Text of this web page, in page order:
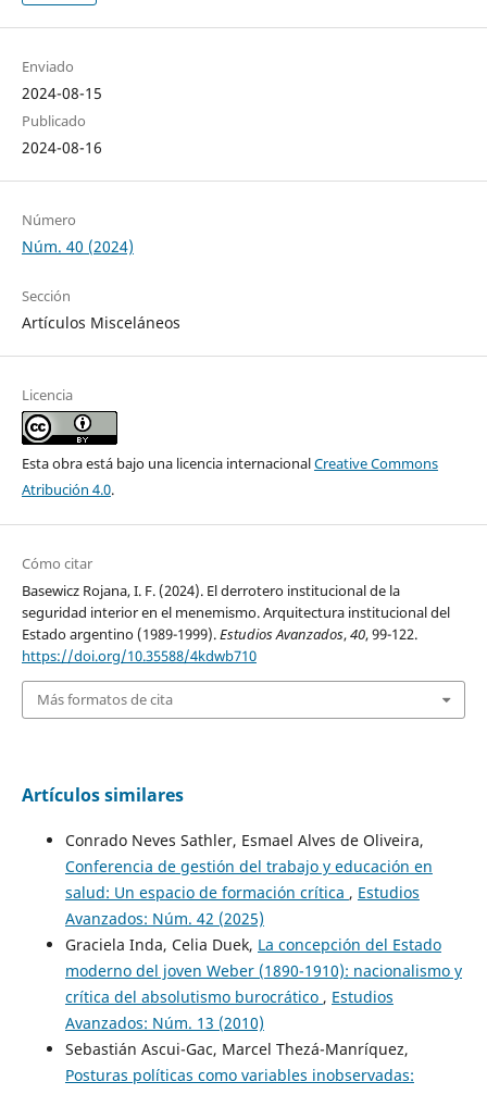
Enviado
2024-08-15
Publicado
2024-08-16
Número
Núm. 40 (2024)
Sección
Artículos Misceláneos
Licencia
Esta obra está bajo una licencia internacionalCreative Commons
Atribución 4.0.
Cómo citar
Basewicz Rojana, I. F. (2024). El derrotero institucional de la
seguridad interior en el menemismo. Arquitectura institucional del
Estado argentino (1989-1999).Estudios Avanzados,40, 99-122.
https://doi.org/10.35588/4kdwb710
Más formatos de cita
Artículos similares
Conrado Neves Sathler, Esmael Alves de Oliveira,
Conferencia de gestión del trabajo y educación en
salud: Un espacio de formación crítica , Estudios
Avanzados: Núm. 42 (2025)
Graciela Inda, Celia Duek, La concepción del Estado
moderno del joven Weber (1890-1910): nacionalismo y
crítica del absolutismo burocrático , Estudios
Avanzados: Núm. 13 (2010)
Sebastián Ascui-Gac, Marcel Thezá-Manríquez,
Posturas políticas como variables inobservadas: